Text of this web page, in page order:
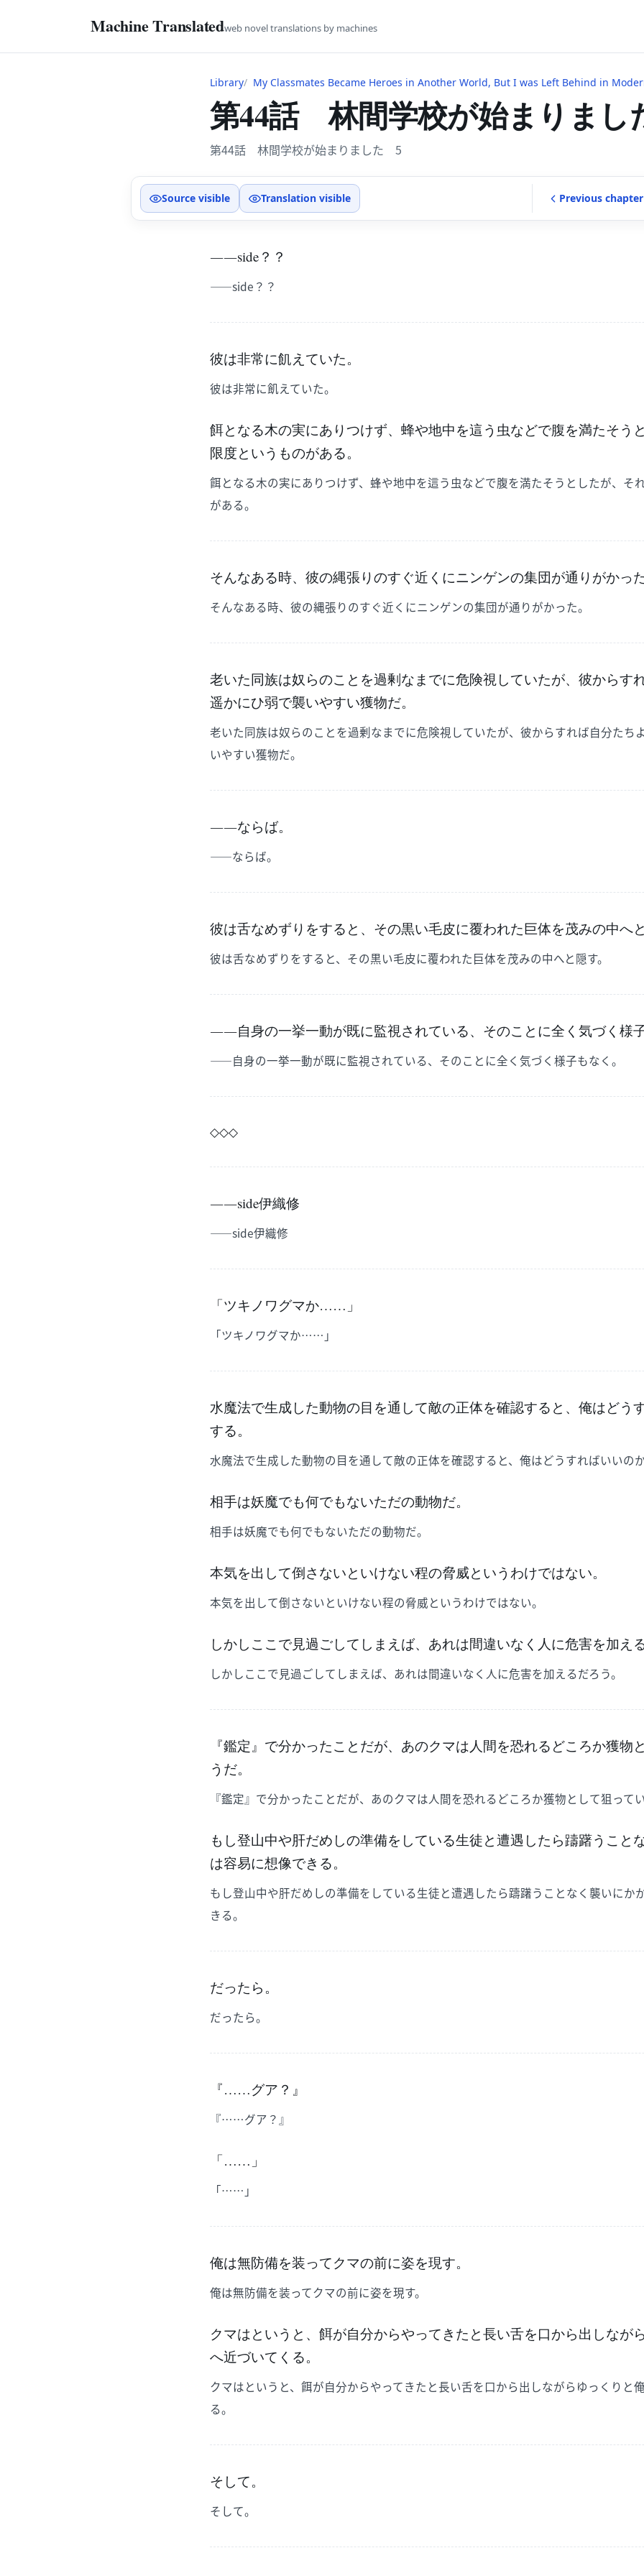
Machine Translatedweb novel translations by machines
Library My Classmates Became Heroes in Another World, But I was Left Behind in
第44話 林間学校が始まりま
第44話 林間学校が始まりました 5
Source visible Translation visible Previous chapter
――side？？
――side？？
彼は非常に飢えていた。
彼は非常に飢えていた。
餌となる木の実にありつけず、蜂や地中を這う虫などで腹を満たそう
限度というものがある。
餌となる木の実にありつけず、蜂や地中を這う虫などで腹を満たそうとしたが、そ
がある。
そんなある時、彼の縄張りのすぐ近くにニンゲンの集団が通りがかった
そんなある時、彼の縄張りのすぐ近くにニンゲンの集団が通りがかった。
老いた同族は奴らのことを過剰なまでに危険視していたが、彼からす
遥かにひ弱で襲いやすい獲物だ。
老いた同族は奴らのことを過剰なまでに危険視していたが、彼からすれば自分たち
いやすい獲物だ。
――ならば。
――ならば。
彼は舌なめずりをすると、その黒い毛皮に覆われた巨体を茂みの中へと
彼は舌なめずりをすると、その黒い毛皮に覆われた巨体を茂みの中へと隠す。
――自身の一挙一動が既に監視されている、そのことに全く気づく様子
――自身の一挙一動が既に監視されている、そのことに全く気づく様子もなく。
◇◇◇
――side伊織修
――side伊織修
「ツキノワグマか……」
「ツキノワグマか……」
水魔法で生成した動物の目を通して敵の正体を確認すると、俺はどう
する。
水魔法で生成した動物の目を通して敵の正体を確認すると、俺はどうすればいいのか
相手は妖魔でも何でもないただの動物だ。
相手は妖魔でも何でもないただの動物だ。
本気を出して倒さないといけない程の脅威というわけではない。
本気を出して倒さないといけない程の脅威というわけではない。
しかしここで見過ごしてしまえば、あれは間違いなく人に危害を加える
しかしここで見過ごしてしまえば、あれは間違いなく人に危害を加えるだろう。
『鑑定』で分かったことだが、あのクマは人間を恐れるどころか獲物
うだ。
『鑑定』で分かったことだが、あのクマは人間を恐れるどころか獲物として狙って
もし登山中や肝だめしの準備をしている生徒と遭遇したら躊躇うこと
は容易に想像できる。
もし登山中や肝だめしの準備をしている生徒と遭遇したら躊躇うことなく襲いにか
きる。
だったら。
だったら。
『……グア？』
『……グア？』
「……」
「……」
俺は無防備を装ってクマの前に姿を現す。
俺は無防備を装ってクマの前に姿を現す。
クマはというと、餌が自分からやってきたと長い舌を口から出しなが
へ近づいてくる。
クマはというと、餌が自分からやってきたと長い舌を口から出しながらゆっくりと
る。
そして。
そして。